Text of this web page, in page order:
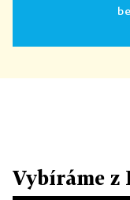
Vybíráme z